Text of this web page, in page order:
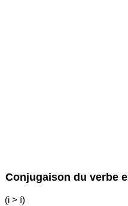
Conjugaison du verbe
(i > í)